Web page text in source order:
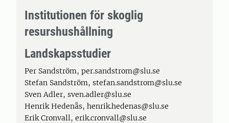
Institutionen för skoglig
resurshushållning
Landskapsstudier
Per Sandström, per.sandstrom@slu.se
Stefan Sandström, stefan.sandstrom@slu.se
Sven Adler, sven.adler@slu.se
Henrik Hedenås, henrik.hedenas@slu.se
Erik Cronvall, erik.cronvall@slu.se